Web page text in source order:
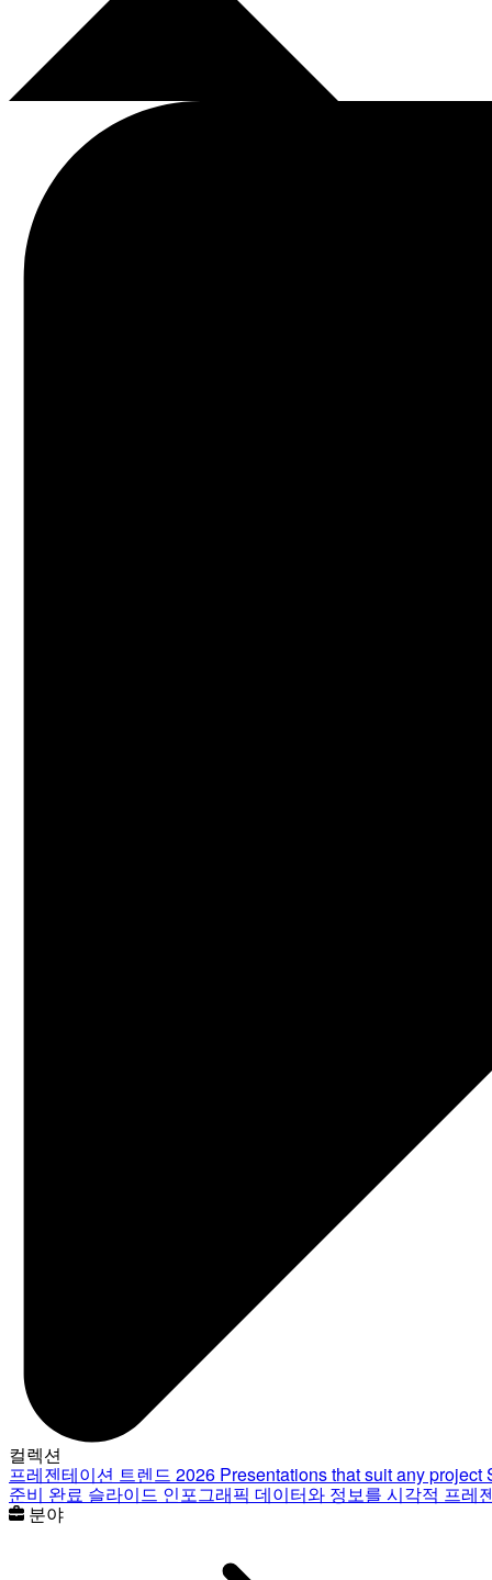
컬렉션
프레젠테이션 트렌드 2026 Presentations that suit any project
준비 완료 슬라이드 인포그래픽 데이터와 정보를 시각적 프레
분야